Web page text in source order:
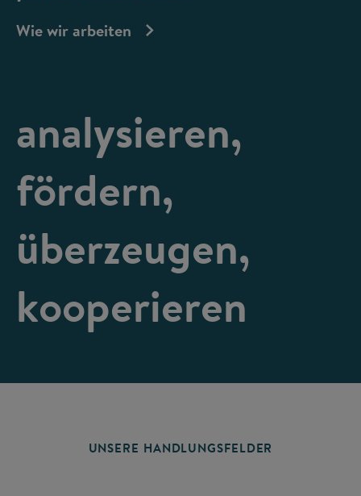
Wie wir arbeiten
analysieren,
fördern,
überzeugen,
kooperieren
UNSERE HANDLUNGSFELDER